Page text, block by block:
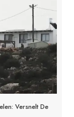
Versnelt De